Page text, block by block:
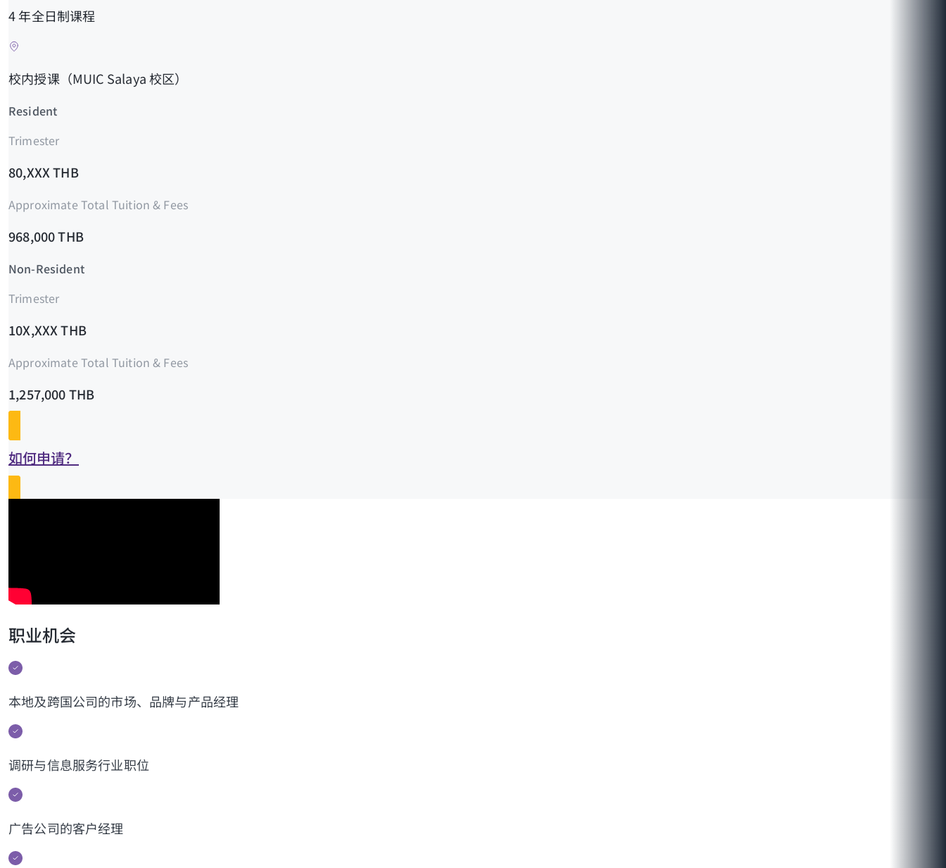
4 年全日制课程
校内授课（MUIC Salaya 校区）
Resident
Trimester
80,XXX THB
Approximate Total Tuition & Fees
968,000 THB
Non-Resident
Trimester
10X,XXX THB
Approximate Total Tuition & Fees
1,257,000 THB
如何申请？
职业机会
本地及跨国公司的市场、品牌与产品经理
调研与信息服务行业职位
广告公司的客户经理